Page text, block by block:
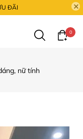
ĐÃI
0
nữ tính